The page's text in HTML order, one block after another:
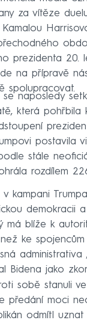
za vítěze
prezidenta 20.
na přípravě
spolupracovat.
se naposledy
která pohřbila
postavila
stále
rozdílem
v kampani
demokracii
má blíže k
ke
administrativa
Bidena jako
sobě stanuli
předání moci
odmítl